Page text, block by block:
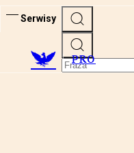
Serwisy
PRO